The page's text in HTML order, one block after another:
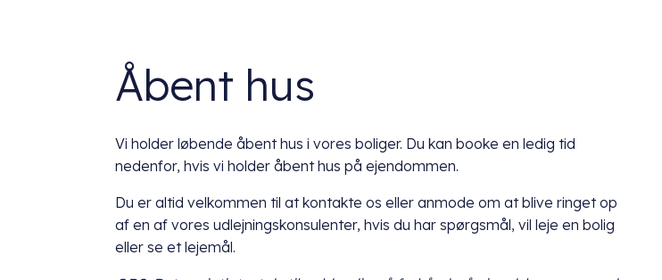
Åbent hus
Vi holder løbende åbent hus i vores boliger. Du kan booke en ledig tid
nedenfor, hvis vi holder åbent hus på ejendommen.
Du er altid velkommen til at kontakte os eller anmode om at blive ringet op
af en af vores udlejningskonsulenter, hvis du har spørgsmål, vil leje en bolig
eller se et lejemål.